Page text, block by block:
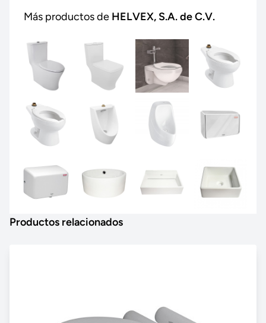
Más productos de HELVEX, S.A. de C.V.
Productos relacionados